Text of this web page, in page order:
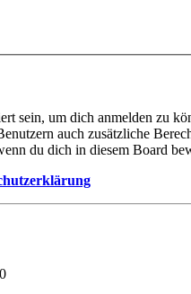
sein, um dich anmelden zu
auch zusätzliche
du dich in diesem Board